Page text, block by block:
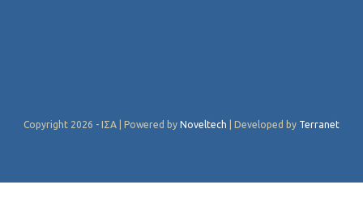
Copyright 2026 - ΙΣΑ | Powered by Noveltech | Developed by Terranet